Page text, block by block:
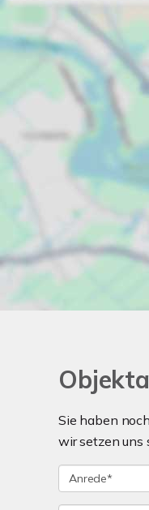
Sie haben
wir setzen uns